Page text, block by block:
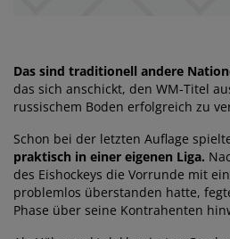
Das sind traditionell andere
das sich anschickt, den WM-Titel
russischem Boden erfolgreich zu
Schon bei der letzten Auflage
praktisch in einer eigenen Liga.
des Eishockeys die Vorrunde mit
problemlos überstanden hatte,
Phase über seine Kontrahenten